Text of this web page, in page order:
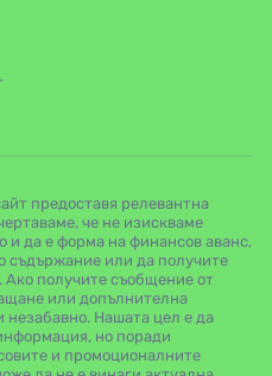
предоставя релевантна
че не изискваме
и да е форма на финансов аванс,
съдържание или да получите
Ако получите съобщение от
или допълнителна
Нашата цел е да
но поради
и промоционалните